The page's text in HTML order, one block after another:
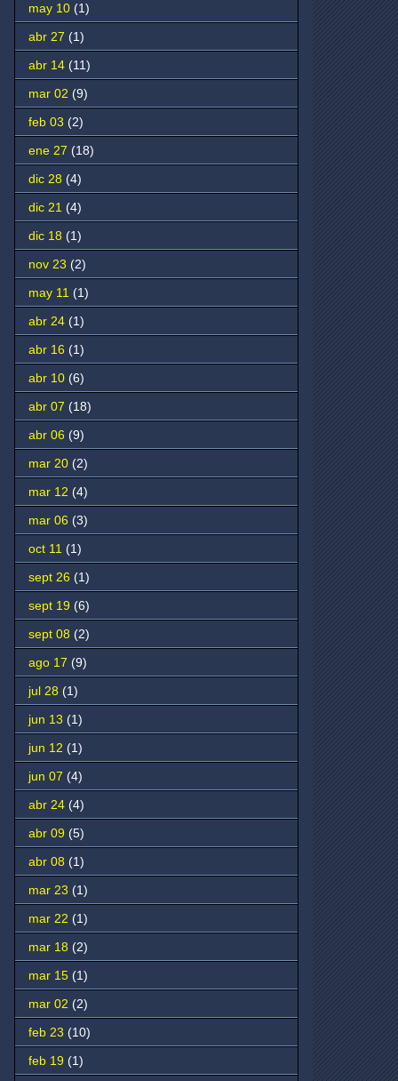
may 10 (1)
abr 27 (1)
abr 14 (11)
mar 02 (9)
feb 03 (2)
ene 27 (18)
dic 28 (4)
dic 21 (4)
dic 18 (1)
nov 23 (2)
may 11 (1)
abr 24 (1)
abr 16 (1)
abr 10 (6)
abr 07 (18)
abr 06 (9)
mar 20 (2)
mar 12 (4)
mar 06 (3)
oct 11 (1)
sept 26 (1)
sept 19 (6)
sept 08 (2)
ago 17 (9)
jul 28 (1)
jun 13 (1)
jun 12 (1)
jun 07 (4)
abr 24 (4)
abr 09 (5)
abr 08 (1)
mar 23 (1)
mar 22 (1)
mar 18 (2)
mar 15 (1)
mar 02 (2)
feb 23 (10)
feb 19 (1)